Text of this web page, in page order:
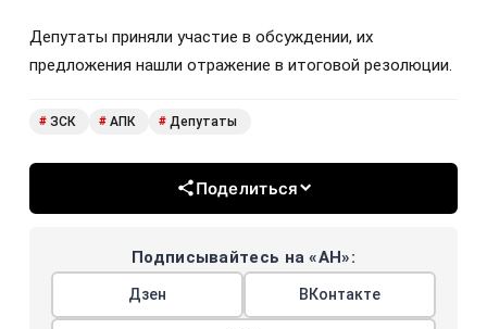
Депутаты приняли участие в обсуждении, их
предложения нашли отражение в итоговой резолюции.
# ЗСК # АПК # Депутаты
Поделиться
Подписывайтесь на «АН»:
Дзен ВКонтакте